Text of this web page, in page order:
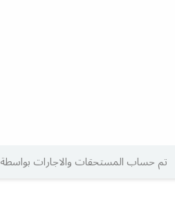
تم حساب المستحقات والاجارات بواسطة